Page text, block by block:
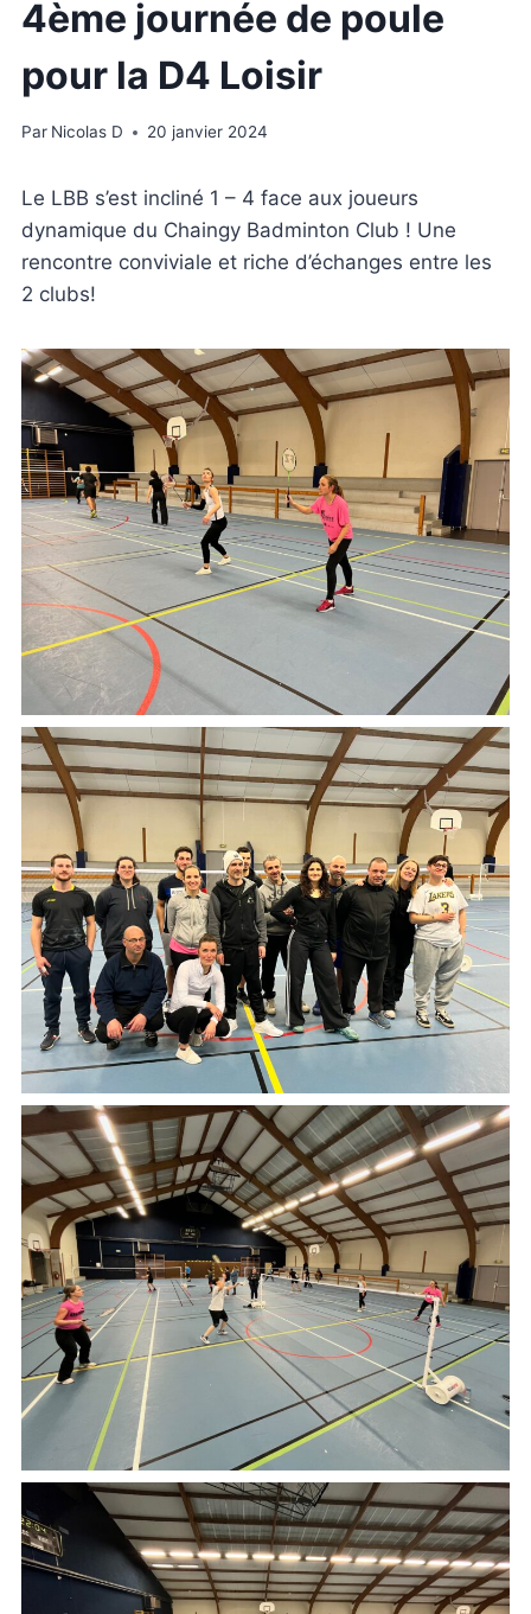
4ème journée de poule
pour la D4 Loisir
Par Nicolas D 20 janvier 2024
Le LBB s’est incliné 1 – 4 face aux joueurs
dynamique du Chaingy Badminton Club ! Une
rencontre conviviale et riche d’échanges entre les
2 clubs!